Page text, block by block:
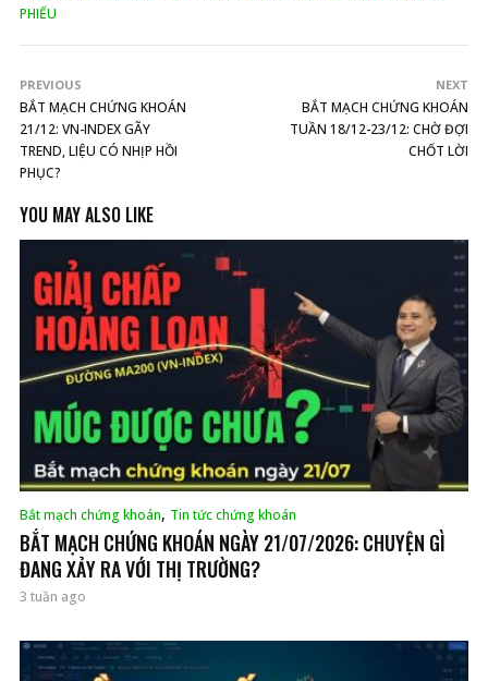
PHIẾU
PREVIOUS
BẮT MẠCH CHỨNG KHOÁN
21/12: VN-INDEX GÃY
TREND, LIỆU CÓ NHỊP HỒI
PHỤC?
NEXT
BẮT MẠCH CHỨNG KHOÁN
TUẦN 18/12-23/12: CHỜ ĐỢI
CHỐT LỜI
YOU MAY ALSO LIKE
Bắt mạch chứng khoán, Tin tức chứng khoán
BẮT MẠCH CHỨNG KHOÁN NGÀY 21/07/2026: CHUYỆN GÌ
ĐANG XẢY RA VỚI THỊ TRƯỜNG?
3 tuần ago